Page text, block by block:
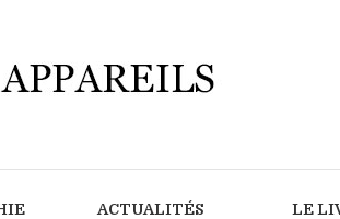
ACTUALITÉS LE